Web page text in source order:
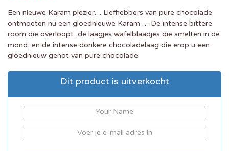
Een nieuwe Karam plezier… Liefhebbers van pure chocolade
ontmoeten nu een gloednieuwe Karam … De intense bittere
room die overloopt, de laagjes wafelblaadjes die smelten in de
mond, en de intense donkere chocoladelaag die erop u een
gloednieuw genot van pure chocolade.
Dit product is uitverkocht